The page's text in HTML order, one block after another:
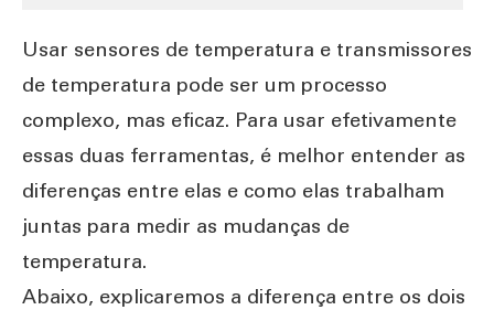
Usar sensores de temperatura e transmissores
de temperatura pode ser um processo
complexo, mas eficaz. Para usar efetivamente
essas duas ferramentas, é melhor entender as
diferenças entre elas e como elas trabalham
juntas para medir as mudanças de
temperatura.
Abaixo, explicaremos a diferença entre os dois